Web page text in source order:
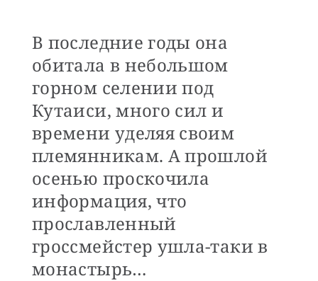
В последние годы она
обитала в небольшом
горном селении под
Кутаиси, много сил и
времени уделяя своим
племянникам. А прошлой
осенью проскочила
информация, что
прославленный
гроссмейстер ушла-таки в
монастырь…